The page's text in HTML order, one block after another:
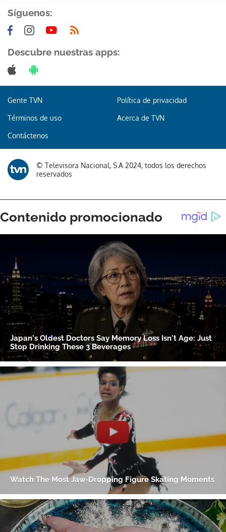
Síguenos:
Descubre nuestras apps:
Gente TVN Política de privacidad
Términos de uso Acerca de TVN
Contáctenos
© Televisora Nacional, S.A 2024, todos los derechos
reservados